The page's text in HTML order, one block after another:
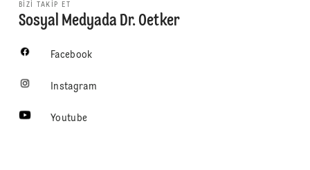
BIZI TAKIP ET
Sosyal Medyada Dr. Oetker
Facebook
Instagram
Youtube